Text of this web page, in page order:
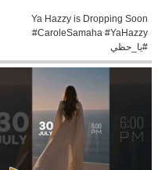
Ya Hazzy is Dropping Soon
#CaroleSamaha #YaHazzy
#يا_حظي